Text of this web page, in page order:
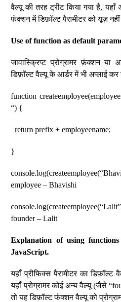
वैल्यू की तरह ट्रीट किया गया है,
फंक्शन में डिफ़ॉल्ट पैरामीटर को यूज़
Use of function as default
जावास्क्रिप्ट प्रोग्रामर फ़ंक्शन
डिफ़ॉल्ट वैल्यू के आर्डर में भी अप्लाई
function
“) {
return prefix + employeename;
}
employee – Bhavishi
founder – Lalit
Explanation of using
JavaScript.
यहाँ प्रीफिक्स पैरामीटर का डिफ़ॉल्ट
यहाँ प्रोग्रामर कोई अन्य वैल्यू (जैसे
तो यह डिफ़ॉल्ट फंक्शन वैल्यू को